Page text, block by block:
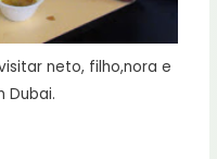
neto, filho,nora e
Dubai.